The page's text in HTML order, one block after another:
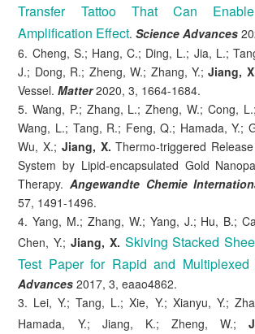
Transfer Tattoo That Can
Amplification Effect.Science Advances
6. Cheng, S.; Hang, C.; Ding, L.; Jia, L.;
J.; Dong, R.; Zheng, W.; Zhang, Y.; Jiang,
Vessel.Matter2020, 3, 1664-1684.
5. Wang, P.; Zhang, L.; Zheng, W.; Cong,
Wang, L.; Tang, R.; Feng, Q.; Hamada, Y.;
Wu, X.; Jiang, X.Thermo‐triggered
System by Lipid‐encapsulated Gold
Therapy.Angewandte Chemie
57, 1491-1496.
4. Yang, M.; Zhang, W.; Yang, J.; Hu, B.;
Chen, Y.; Jiang, X. Skiving Stacked
Test Paper for Rapid and Multiplexed
Advances2017, 3, eaao4862.
3. Lei, Y.; Tang, L.; Xie, Y.; Xianyu, Y.;
Hamada, Y.; Jiang, K.; Zheng, W.;